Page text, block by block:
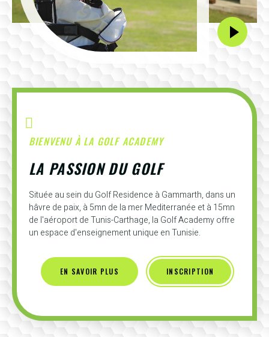
BIENVENU À LA GOLF ACADEMY
LA PASSION DU GOLF
Située au sein du Golf Residence à Gammarth, dans un
hâvre de paix, à 5mn de la mer Mediterranée et à 15mn
de l'aéroport de Tunis-Carthage, la Golf Academy offre
un espace d'enseignement unique en Tunisie.
EN SAVOIR PLUS INSCRIPTION